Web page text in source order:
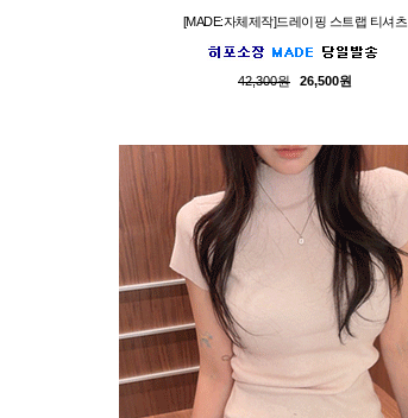
[MADE:자체제작]드레이핑 스트랩 티셔츠
42,300원 26,500원